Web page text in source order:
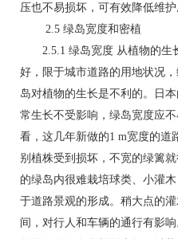
压也不易损坏，可有效降低维护
2.5 绿岛宽度和密植
2.5.1 绿岛宽度 从植物的生
好，限于城市道路的用地状况
岛对植物的生长是不利的。日
常生长不受影响，绿岛宽度应
看，这几年新做的1 m宽度的道
别植株受到损坏，不宽的绿篱
的绿岛内很难栽培球类、小灌
于道路景观的形成。稍大点的
间，对行人和车辆的通行有影